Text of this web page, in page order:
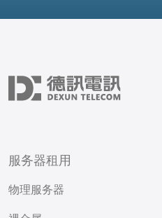
服务器租用
物理服务器